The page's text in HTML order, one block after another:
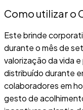
Como utilizar o
Este brinde
durante o mês de
valorização da vida
distribuído durante
colaboradores em
gesto de